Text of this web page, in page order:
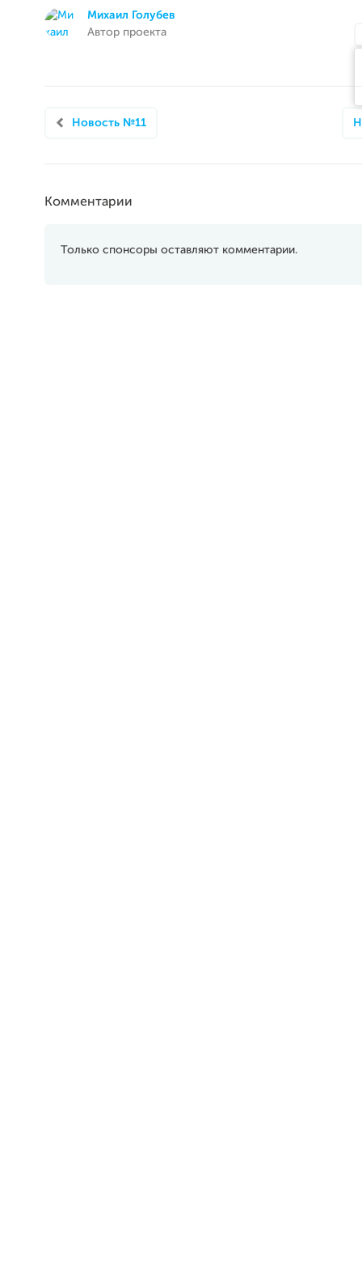
Михаил Голубев
Автор проекта
Новость №11
Комментарии
Только спонсоры оставляют комментарии.